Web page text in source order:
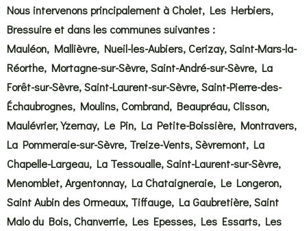
Nous intervenons principalement à Cholet, Les Herbiers,
Bressuire et dans les communes suivantes :
Mauléon, Mallièvre, Nueil-les-Aubiers, Cerizay, Saint-Mars-la-
Réorthe, Mortagne-sur-Sèvre, Saint-André-sur-Sèvre, La
Forêt-sur-Sèvre, Saint-Laurent-sur-Sèvre, Saint-Pierre-des-
Échaubrognes, Moulins, Combrand, Beaupréau, Clisson,
Maulévrier, Yzernay, Le Pin, La Petite-Boissière, Montravers,
La Pommeraie-sur-Sèvre, Treize-Vents, Sèvremont, La
Chapelle-Largeau, La Tessoualle, Saint-Laurent-sur-Sèvre,
Menomblet, Argentonnay, La Chataigneraie, Le Longeron,
Saint Aubin des Ormeaux, Tiffauge, La Gaubretière, Saint
Malo du Bois, Chanverrie, Les Epesses, Les Essarts, Les